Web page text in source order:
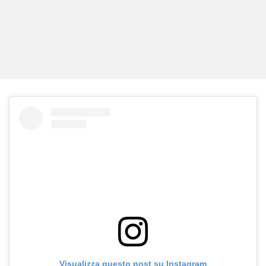
Visualizza questo post su Instagram